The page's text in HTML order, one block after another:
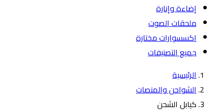
إضاءة وإنارة
ملحقات الصوت
اكسسوارات مختارة
جميع التصنيفات
الرئيسية
الشواحن والمنصات
كيابل الشحن